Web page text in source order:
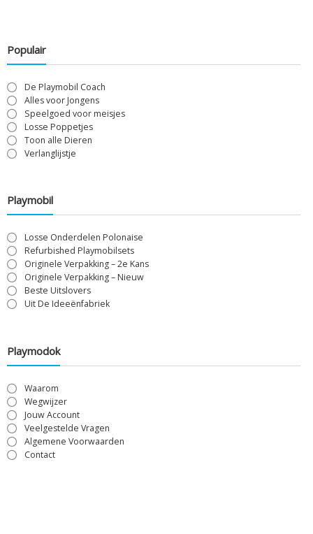
Populair
De Playmobil Coach
Alles voor Jongens
Speelgoed voor meisjes
Losse Poppetjes
Toon alle Dieren
Verlanglijstje
Playmobil
Losse Onderdelen Polonaise
Refurbished Playmobilsets
Originele Verpakking – 2e Kans
Originele Verpakking – Nieuw
Beste Uitslovers
Uit De Ideeënfabriek
Playmodok
Waarom
Wegwijzer
Jouw Account
Veelgestelde Vragen
Algemene Voorwaarden
Contact